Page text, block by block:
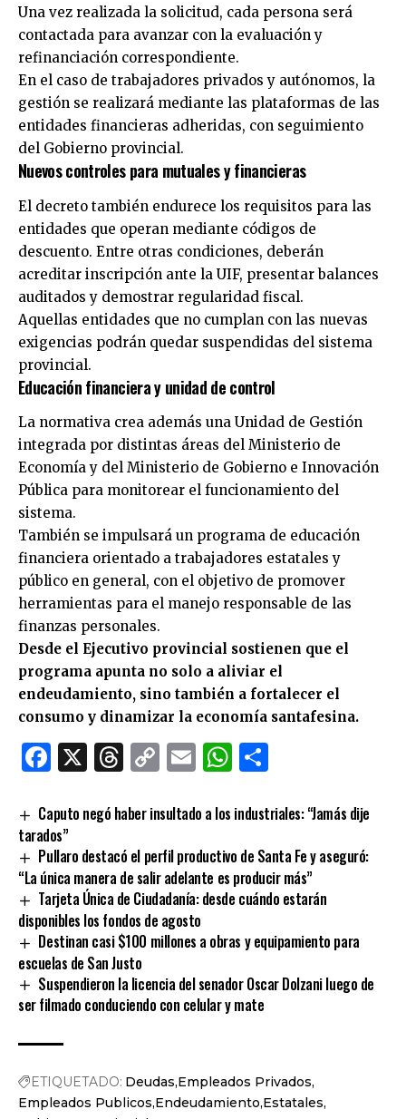
Una vez realizada la solicitud, cada persona será
contactada para avanzar con la evaluación y
refinanciación correspondiente.
En el caso de trabajadores privados y autónomos, la
gestión se realizará mediante las plataformas de las
entidades financieras adheridas, con seguimiento
del Gobierno provincial.
Nuevos controles para mutuales y financieras
El decreto también endurece los requisitos para las
entidades que operan mediante códigos de
descuento. Entre otras condiciones, deberán
acreditar inscripción ante la UIF, presentar balances
auditados y demostrar regularidad fiscal.
Aquellas entidades que no cumplan con las nuevas
exigencias podrán quedar suspendidas del sistema
provincial.
Educación financiera y unidad de control
La normativa crea además una Unidad de Gestión
integrada por distintas áreas del Ministerio de
Economía y del Ministerio de Gobierno e Innovación
Pública para monitorear el funcionamiento del
sistema.
También se impulsará un programa de educación
financiera orientado a trabajadores estatales y
público en general, con el objetivo de promover
herramientas para el manejo responsable de las
finanzas personales.
Desde el Ejecutivo provincial sostienen que el
programa apunta no solo a aliviar el
endeudamiento, sino también a fortalecer el
consumo y dinamizar la economía santafesina.
Facebook
X Threads
CopyEmailWhatsApp
Caputo negó haber insultado a los industriales: “Jamás dije
tarados”
Pullaro destacó el perfil productivo de Santa Fe y aseguró:
“La única manera de salir adelante es producir más”
Tarjeta Única de Ciudadanía: desde cuándo estarán
disponibles los fondos de agosto
Destinan casi $100 millones a obras y equipamiento para
escuelas de San Justo
Suspendieron la licencia del senador Oscar Dolzani luego de
ser filmado conduciendo con celular y mate
ETIQUETADO: Deudas Empleados Privados
Empleados Publicos Endeudamiento Estatales